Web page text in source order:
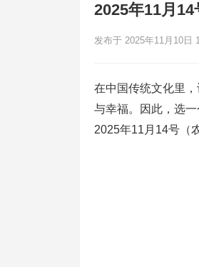
2025年11月
发布于 2025年11月10日
在中国传统文化里
与幸福。因此，选
2025年11月14号（